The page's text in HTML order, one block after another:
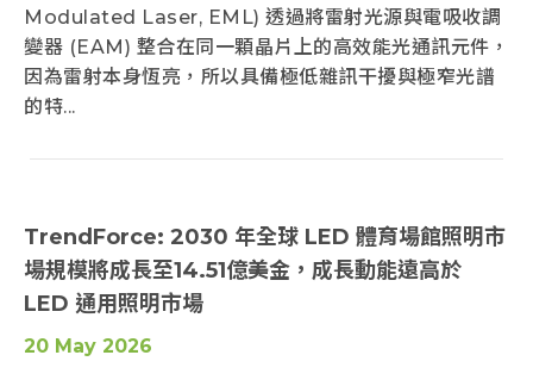
Modulated Laser, EML) 透過將雷射光源與電吸收調
變器 (EAM) 整合在同一顆晶片上的高效能光通訊元件，
因為雷射本身恆亮，所以具備極低雜訊干擾與極窄光譜
的特...
TrendForce: 2030 年全球 LED 體育場館照明市
場規模將成長至14.51億美金，成長動能遠高於
LED 通用照明市場
20 May 2026